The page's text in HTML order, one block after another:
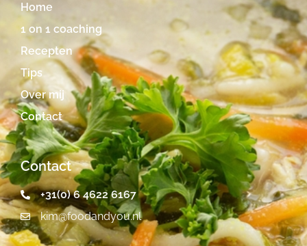
Home
1 on 1 coaching
Recepten
Tips
Over mij
Contact
Contact
+31(0) 6 4622 6167
kim@foodandyou.nl